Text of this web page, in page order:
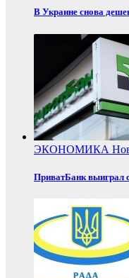
В Украине снова
ЭКОНОМИКА
ПриватБанк выиграл